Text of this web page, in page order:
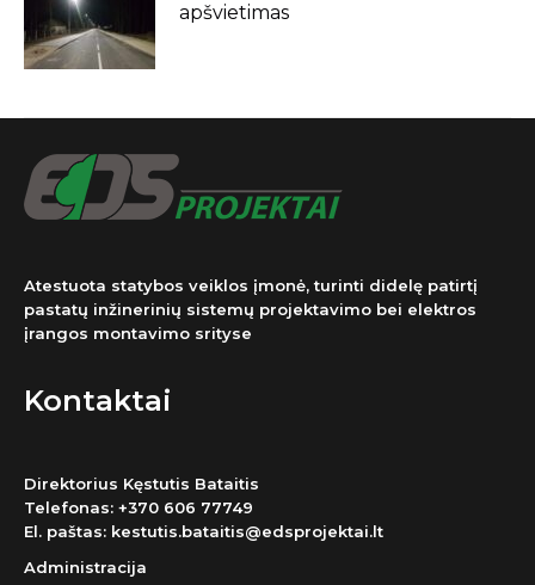
apšvietimas
Atestuota statybos veiklos įmonė, turinti didelę patirtį
pastatų inžinerinių sistemų projektavimo bei elektros
įrangos montavimo srityse
Kontaktai
Direktorius Kęstutis Bataitis
Telefonas: +370 606 77749
El. paštas: kestutis.bataitis@edsprojektai.lt
Administracija